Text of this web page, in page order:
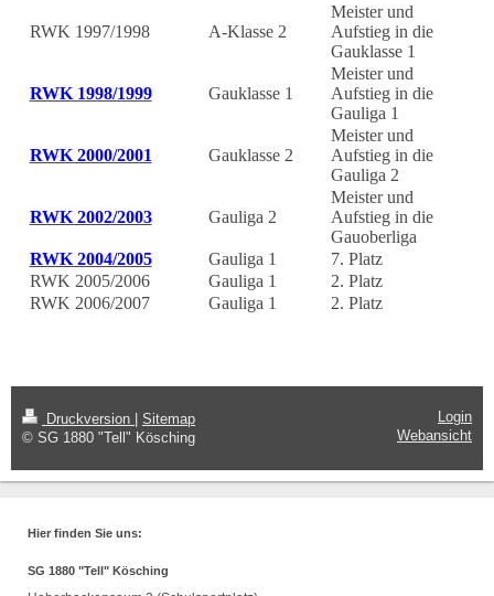
RWK 1997/1998 A-Klasse 2
Meister und
Aufstieg in die
Gauklasse 1
RWK 1998/1999 Gauklasse 1
Meister und
Aufstieg in die
Gauliga 1
RWK 2000/2001 Gauklasse 2
Meister und
Aufstieg in die
Gauliga 2
RWK 2002/2003 Gauliga 2
Meister und
Aufstieg in die
Gauoberliga
RWK 2004/2005
Gauliga 1
7. Platz
RWK 2005/2006
Gauliga 1
2. Platz
RWK 2006/2007
Gauliga 1 2. Platz
Druckversion
Sitemap
© SG 1880 "Tell" Kösching
Login
Webansicht
Hier finden Sie uns:
SG 1880 "Tell" Kösching